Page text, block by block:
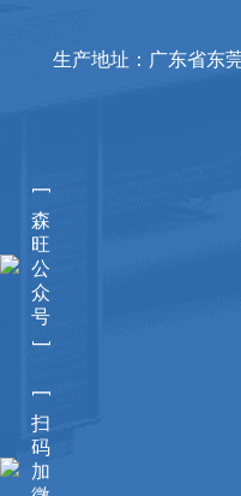
生产地址：广东省东
[
森
旺
公
众
号
]
[
扫
码
加